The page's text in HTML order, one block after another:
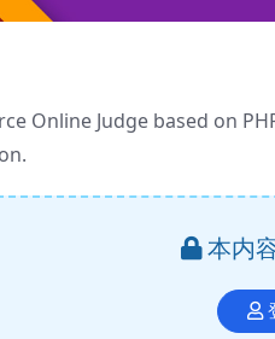
Online Judge based on
本内